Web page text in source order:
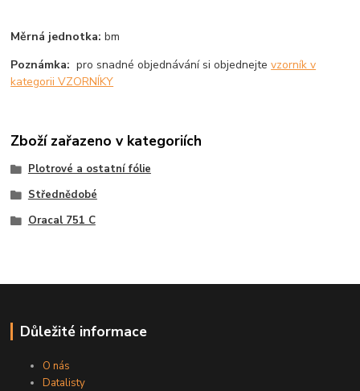
Měrná jednotka: bm
Poznámka: pro snadné objednávání si objednejtevzorník v
kategorii VZORNÍKY
Zboží zařazeno v kategoriích
Plotrové a ostatní fólie
Střednědobé
Oracal 751 C
Důležité informace
O nás
Datalisty